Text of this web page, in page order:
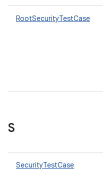
RootSecurityTestCase
S
SecurityTestCase